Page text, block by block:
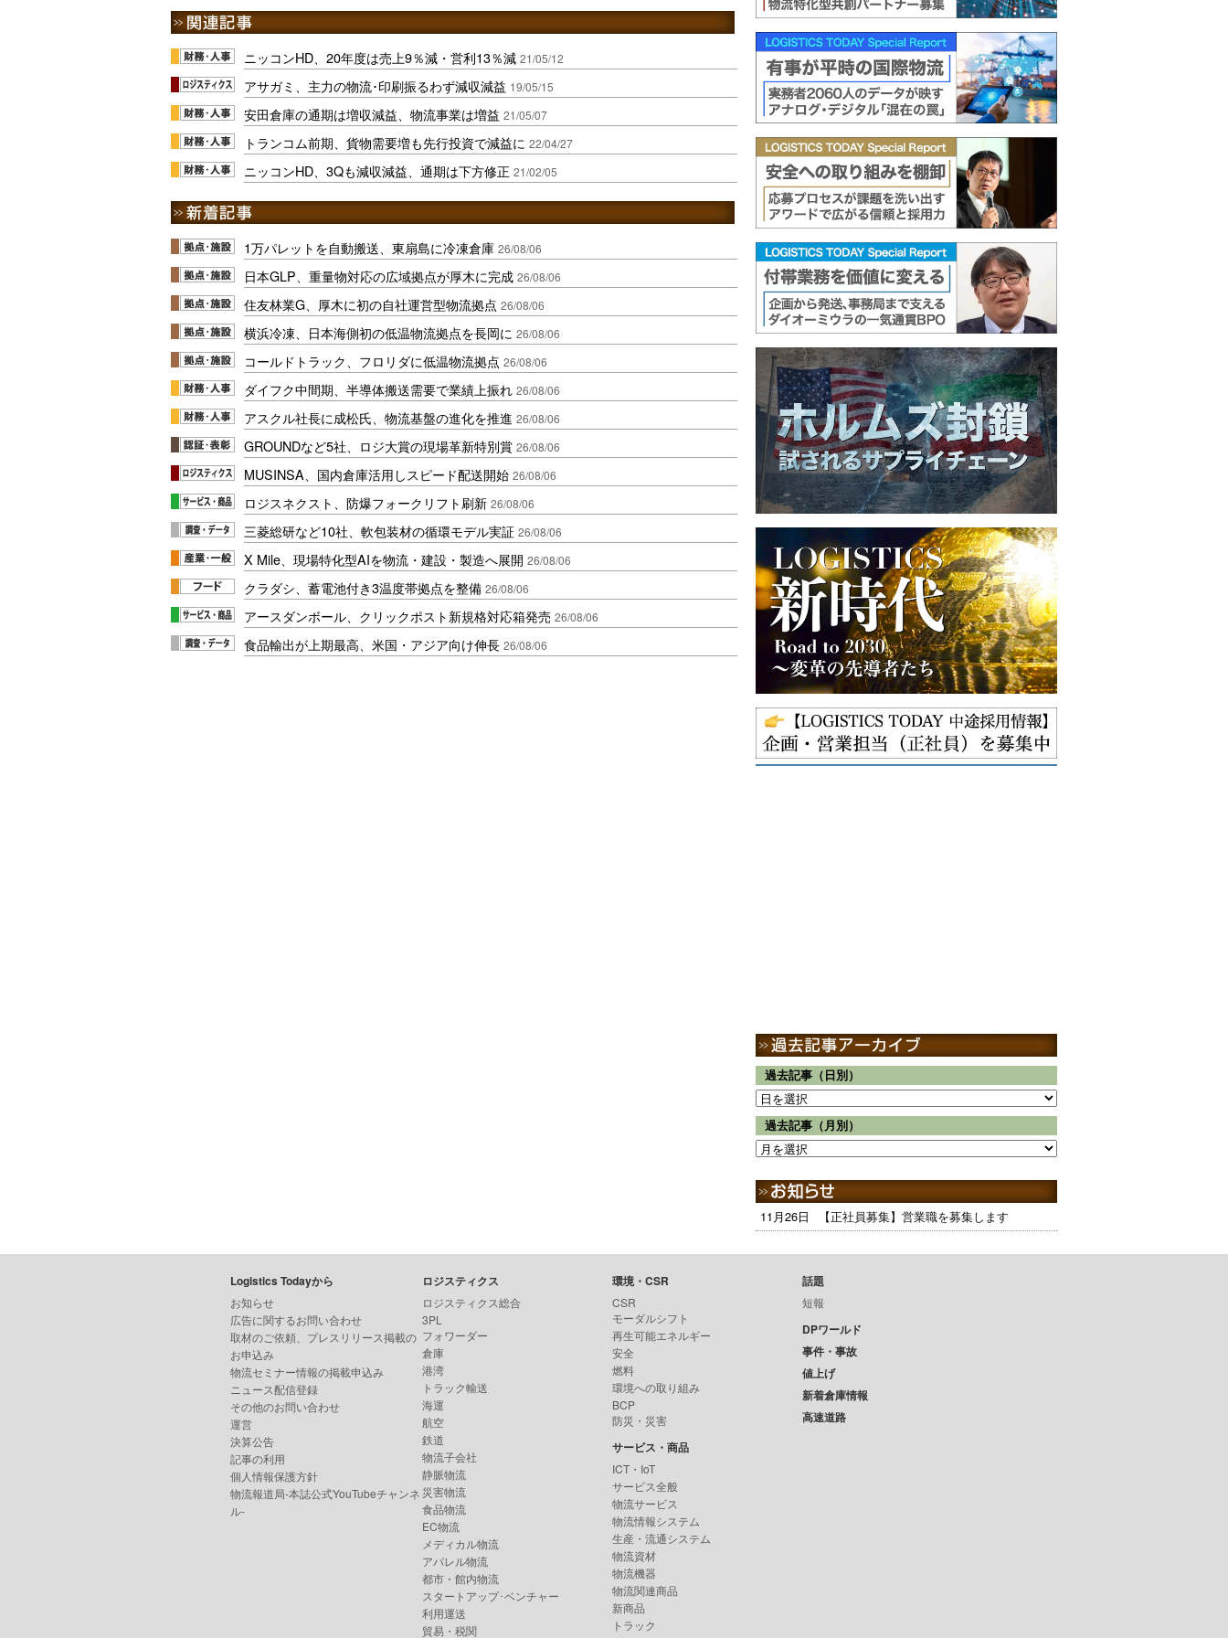
ニッコンHD、20年度は売上9％減・営利13％減 21/05/12
アサガミ、主力の物流･印刷振るわず減収減益 19/05/15
安田倉庫の通期は増収減益、物流事業は増益 21/05/07
トランコム前期、貨物需要増も先行投資で減益に 22/04/27
ニッコンHD、3Qも減収減益、通期は下方修正 21/02/05
1万パレットを自動搬送、東扇島に冷凍倉庫 26/08/06
日本GLP、重量物対応の広域拠点が厚木に完成 26/08/06
住友林業G、厚木に初の自社運営型物流拠点 26/08/06
横浜冷凍、日本海側初の低温物流拠点を長岡に 26/08/06
コールドトラック、フロリダに低温物流拠点 26/08/06
ダイフク中間期、半導体搬送需要で業績上振れ 26/08/06
アスクル社長に成松氏、物流基盤の進化を推進 26/08/06
GROUNDなど5社、ロジ大賞の現場革新特別賞 26/08/06
MUSINSA、国内倉庫活用しスピード配送開始 26/08/06
ロジスネクスト、防爆フォークリフト刷新 26/08/06
三菱総研など10社、軟包装材の循環モデル実証 26/08/06
X Mile、現場特化型AIを物流・建設・製造へ展開 26/08/06
クラダシ、蓄電池付き3温度帯拠点を整備 26/08/06
アースダンボール、クリックポスト新規格対応箱発売 26/08/06
食品輸出が上期最高、米国・アジア向け伸長 26/08/06
過去記事（日別）
過去記事（月別）
11月26日 【正社員募集】営業職を募集します
Logistics Todayから
お知らせ
広告に関するお問い合わせ
取材のご依頼、プレスリリース掲載の
お申込み
物流セミナー情報の掲載申込み
ニュース配信登録
その他のお問い合わせ
運営
決算公告
記事の利用
個人情報保護方針
物流報道局-本誌公式YouTubeチャンネ
ル-
ロジスティクス
ロジスティクス総合
3PL
フォワーダー
倉庫
港湾
トラック輸送
海運
航空
鉄道
物流子会社
静脈物流
災害物流
食品物流
EC物流
メディカル物流
アパレル物流
都市・館内物流
スタートアップ･ベンチャー
利用運送
貿易・税関
環境・CSR
CSR
モーダルシフト
再生可能エネルギー
安全
燃料
環境への取り組み
BCP
防災・災害
サービス・商品
ICT・IoT
サービス全般
物流サービス
物流情報システム
生産・流通システム
物流資材
物流機器
物流関連商品
新商品
トラック
話題
短報
DPワールド
事件・事故
値上げ
新着倉庫情報
高速道路